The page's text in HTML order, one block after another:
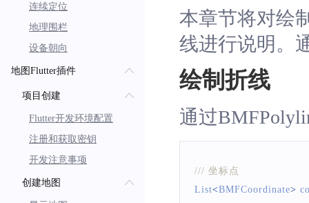
连续定位
地理围栏
设备朝向
地图Flutter插件
项目创建
Flutter开发环境配置
注册和获取密钥
开发注意事项
创建地图
本章节将对绘
线进行说明。
绘制折线
通过
/// 坐标点
List<BMFCoordinate>